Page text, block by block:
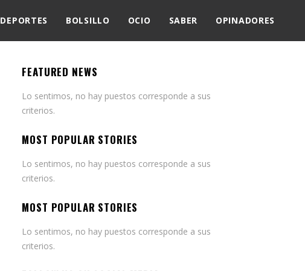
DEPORTES BOLSILLO OCIO SABER OPINADORES
FEATURED NEWS
Lo sentimos, no hay puestos corresponde a sus
criterios.
MOST POPULAR STORIES
Lo sentimos, no hay puestos corresponde a sus
criterios.
MOST POPULAR STORIES
Lo sentimos, no hay puestos corresponde a sus
criterios.